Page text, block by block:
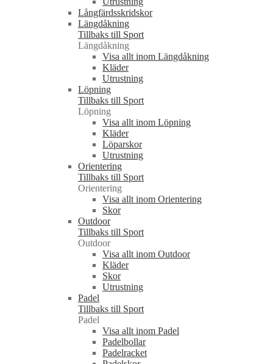
Långfärdsskridskor
Längdåkning
Tillbaks till Sport
Längdåkning
Visa allt inom Längdåkning
Kläder
Utrustning
Löpning
Tillbaks till Sport
Löpning
Visa allt inom Löpning
Kläder
Löparskor
Utrustning
Orientering
Tillbaks till Sport
Orientering
Visa allt inom Orientering
Skor
Outdoor
Tillbaks till Sport
Outdoor
Visa allt inom Outdoor
Kläder
Skor
Utrustning
Padel
Tillbaks till Sport
Padel
Visa allt inom Padel
Padelbollar
Padelracket